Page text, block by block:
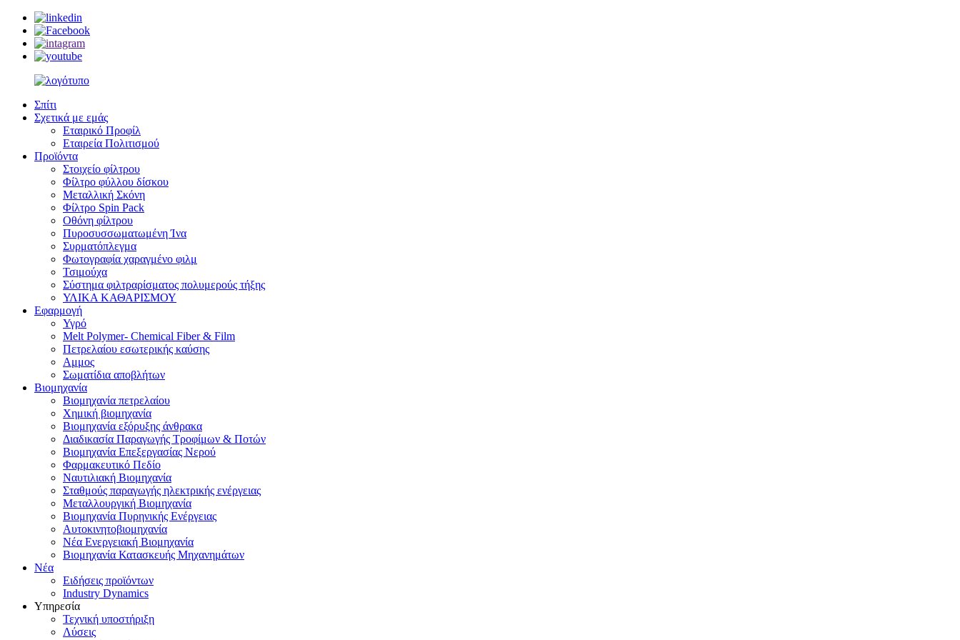
Σπίτι
Σχετικά με εμάς
Εταιρικό Προφίλ
Εταιρεία Πολιτισμού
Προϊόντα
Στοιχείο φίλτρου
Φίλτρο φύλλου δίσκου
Μεταλλική Σκόνη
Φίλτρο Spin Pack
Οθόνη φίλτρου
Πυροσυσσωματωμένη Ίνα
Συρματόπλεγμα
Φωτογραφία χαραγμένο φιλμ
Τσιμούχα
Σύστημα φιλτραρίσματος πολυμερούς τήξης
ΥΛΙΚΑ ΚΑΘΑΡΙΣΜΟΥ
Εφαρμογή
Υγρό
Melt Polymer- Chemical Fiber & Film
Πετρελαίου εσωτερικής καύσης
Αμμος
Σωματίδια αποβλήτων
Βιομηχανία
Βιομηχανία πετρελαίου
Χημική βιομηχανία
Βιομηχανία εξόρυξης άνθρακα
Διαδικασία Παραγωγής Τροφίμων & Ποτών
Βιομηχανία Επεξεργασίας Νερού
Φαρμακευτικό Πεδίο
Ναυτιλιακή Βιομηχανία
Σταθμούς παραγωγής ηλεκτρικής ενέργειας
Μεταλλουργική Βιομηχανία
Βιομηχανία Πυρηνικής Ενέργειας
Αυτοκινητοβιομηχανία
Νέα Ενεργειακή Βιομηχανία
Βιομηχανία Κατασκευής Μηχανημάτων
Νέα
Ειδήσεις προϊόντων
Industry Dynamics
Υπηρεσία
Τεχνική υποστήριξη
Λύσεις